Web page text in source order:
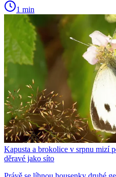
1 min
Kapusta a brokolice v srpnu mizí
děravé jako síto